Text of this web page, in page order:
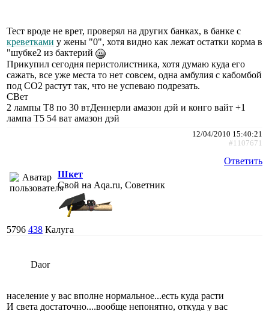
Тест вроде не врет, проверял на других банках, в банке с
креветками у жены "0", хотя видно как лежат остатки корма в
"шубке2 из бактерий
Прикупил сегодня перистолистника, хотя думаю куда его
сажать, все уже места то нет совсем, одна амбулия с кабомбой
под CO2 растут так, что не успеваю подрезать.
СВет
2 лампы Т8 по 30 втДеннерли амазон дэй и конго вайт +1
лампа Т5 54 ват амазон дэй
12/04/2010 15:40:21
#1107671
Ответить
Шкет
Свой на Aqa.ru, Советник
5796 438 Калуга
Daor
население у вас вполне нормальное...есть куда расти
И света достаточно....вообще непонятно, откуда у вас